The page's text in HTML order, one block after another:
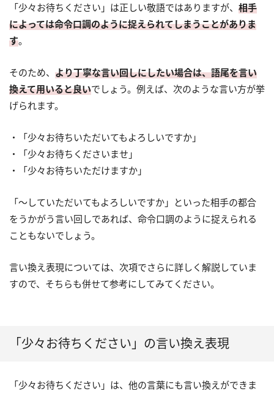
「少々お待ちください」は正しい敬語ではありますが、 相手
によっては命令口調のように捉えられてしまうことがありま
す。
そのため、 より丁寧な言い回しにしたい場合は、語尾を言い
換えて用いると良いでしょう。例えば、次のような言い方が挙
げられます。
・「少々お待ちいただいてもよろしいですか」
・「少々お待ちくださいませ」
・「少々お待ちいただけますか」
「～していただいてもよろしいですか」といった相手の都合
をうかがう言い回しであれば、命令口調のように捉えられる
こともないでしょう。
言い換え表現については、次項でさらに詳しく解説していま
すので、そちらも併せて参考にしてみてください。
「少々お待ちください」の言い換え表現
「少々お待ちください」は、他の言葉にも言い換えができま